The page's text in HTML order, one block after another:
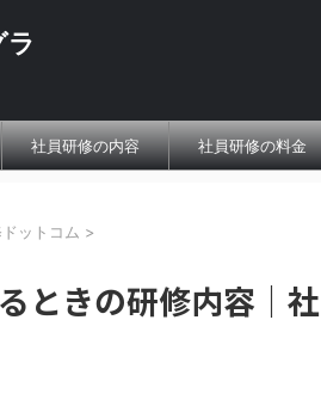
社員研修の内容 社員研修の料金
ットコム >
ときの研修内容｜社